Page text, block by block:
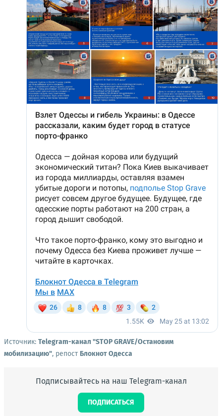
Источник: Telegram-канал "STOP GRAVE/Остановим
мобилизацию", репост Блокнот Одесса
Подписывайтесь на наш Telegram-канал
ПОДПИСАТЬСЯ